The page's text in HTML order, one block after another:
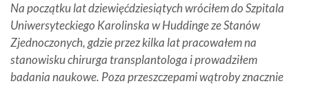
Na początku lat dziewięćdziesiątych wróciłem do Szpitala
Uniwersyteckiego Karolinska w Huddinge ze Stanów
Zjednoczonych, gdzie przez kilka lat pracowałem na
stanowisku chirurga transplantologa i prowadziłem
badania naukowe. Poza przeszczepami wątroby znacznie